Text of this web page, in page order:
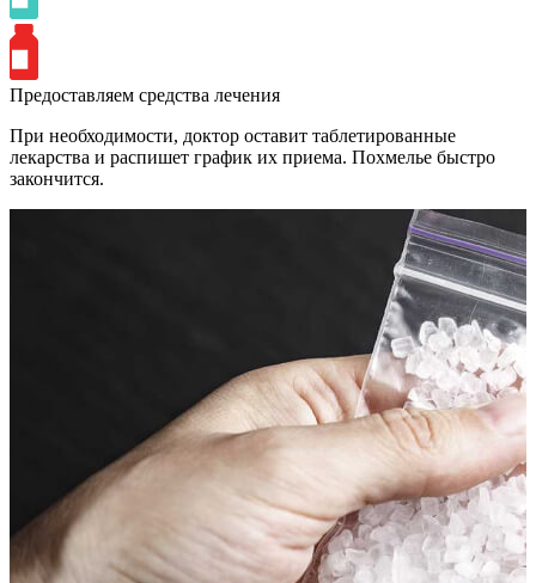
Предоставляем средства лечения
При необходимости, доктор оставит таблетированные
лекарства и распишет график их приема. Похмелье быстро
закончится.